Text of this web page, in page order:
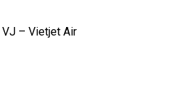
VJ – Vietjet Air